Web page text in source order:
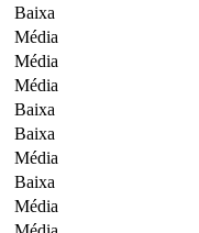
Baixa
Média
Média
Média
Baixa
Baixa
Média
Baixa
Média